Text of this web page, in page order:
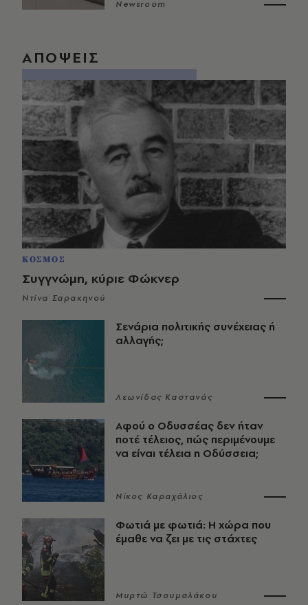
Newsroom
ΑΠΟΨΕΙΣ
ΚΟΣΜΟΣ
Συγγνώμη, κύριε Φώκνερ
Ντίνα Σαρακηνού
Σενάρια πολιτικής συνέχειας ή
αλλαγής;
Λεωνίδας Καστανάς
Αφού ο Οδυσσέας δεν ήταν
ποτέ τέλειος, πώς περιμένουμε
να είναι τέλεια η Οδύσσεια;
Νίκος Καραχάλιος
Φωτιά με φωτιά: Η χώρα που
έμαθε να ζει με τις στάχτες
Μυρτώ Τσουμαλάκου